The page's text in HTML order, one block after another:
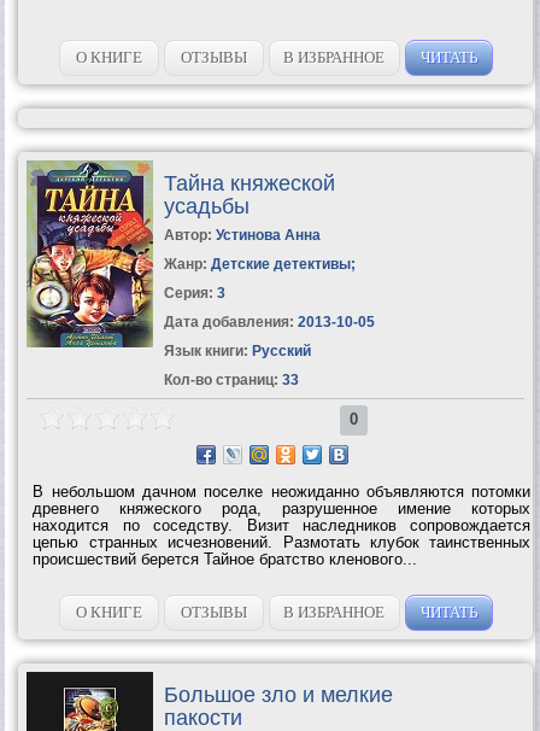
О КНИГЕ ОТЗЫВЫ В ИЗБРАННОЕ ЧИТАТЬ
Тайна княжеской
усадьбы
Автор: Устинова Анна
Жанр: Детские детективы;
Серия: 3
Дата добавления: 2013-10-05
Язык книги: Русский
Кол-во страниц: 33
0
В небольшом дачном поселке неожиданно объявляются потомки
древнего княжеского рода, разрушенное имение которых
находится по соседству. Визит наследников сопровождается
цепью странных исчезновений. Размотать клубок таинственных
происшествий берется Тайное братство кленового...
О КНИГЕ ОТЗЫВЫ В ИЗБРАННОЕ ЧИТАТЬ
Большое зло и мелкие
пакости